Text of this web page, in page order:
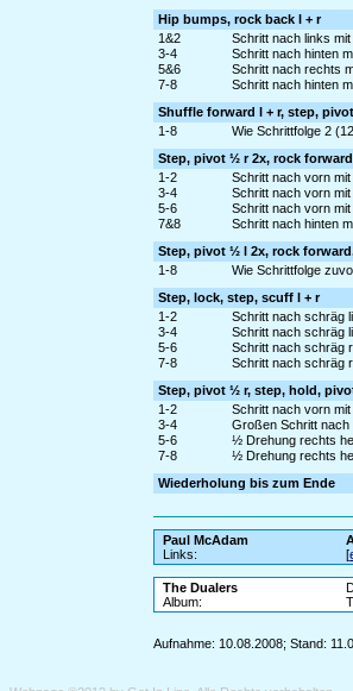
Hip bumps, rock back l + r
1&2
Schritt nach links
3-4
Schritt nach hinten
5&6
Schritt nach rechts
7-8
Schritt nach hinten
Shuffle forward l + r, step,
1-8
Wie Schrittfolge 2
Step, pivot ½ r 2x, rock
1-2
Schritt nach vorn
3-4
Schritt nach vorn
5-6
Schritt nach vorn
7&8
Schritt nach hinten
Step, pivot ½ l 2x, rock
1-8
Wie Schrittfolge
Step, lock, step, scuff l + r
1-2
Schritt nach schräg
3-4
Schritt nach schräg
5-6
Schritt nach schräg
7-8
Schritt nach schräg
Step, pivot ½ r, step, hold,
1-2
Schritt nach vorn
3-4
Großen Schritt nach
5-6
½ Drehung rechts
7-8
½ Drehung rechts
Wiederholung bis zum Ende
Paul McAdam
Links:
[
The Dualers
Album:
Aufnahme: 10.08.2008; Stand: